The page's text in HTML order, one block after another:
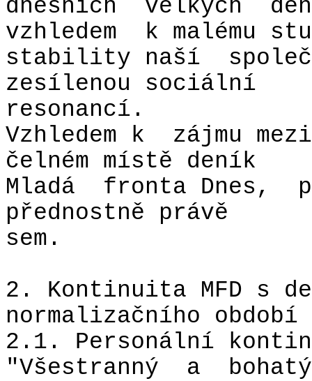
dnešních
velkých
vzhledem
k malému
stability naší
zesílenou sociální
resonancí.
Vzhledem k
zájmu
čelném místě deník
Mladá
fronta Dnes,
přednostně právě
sem.
2. Kontinuita MFD s
normalizačního období
2.1. Personální
"Všestranný
a
bohatý